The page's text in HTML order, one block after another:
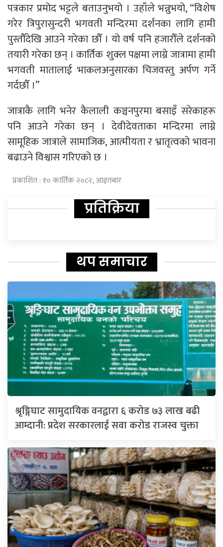
पत्रकार प्रमोद भट्टले बताउनुभयो । उहाँले भन्नुभयो, “विशेष
गरेर त्रिपुरासुन्दरी भगवती मन्दिरमा दर्शनका लागि हामी
पुस्तौँदेखि आउने गरेका छौँ । यो वर्ष पनि हजारौँले दर्शनको
तयारी गरेका छन् । कार्तिक शुक्ल पक्षमा लाग्ने जात्रामा हामी
भगवती मातालाई भाकलअनुसारका चिजवस्तु अर्पण गर्ने
गर्दछौँ ।”
जात्राकै लागि भनेर कैलाली कञ्चनपुरमा बसाइँ सरेकाहरू
पनि आउने गरेका छन् । देवीदेवताका मन्दिरमा लाग्ने
सामूहिक जात्राले सामाजिक, आत्मीयता र भ्रातृत्वको भावना
बढाउने विश्वास गरिएको छ ।
प्रकाशित : १० कार्तिक २०८२, आइतबार
प्रतिक्रिया
थप समाचार
श्रृङ्गिघाट सामुदायिक वनद्वारा ६ करोड ७३ लाख बढी
आम्दानी: प्रदेश सरकारलाई सवा करोड राजस्व चुक्ता